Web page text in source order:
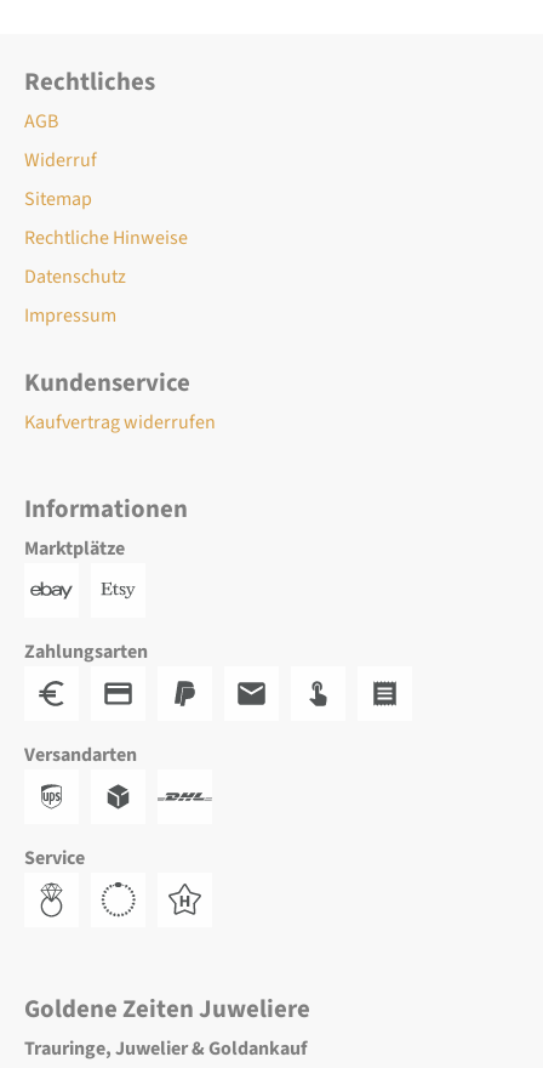
Rechtliches
AGB
Widerruf
Sitemap
Rechtliche Hinweise
Datenschutz
Impressum
Kundenservice
Kaufvertrag widerrufen
Informationen
Marktplätze
Zahlungsarten
Versandarten
Service
Goldene Zeiten Juweliere
Trauringe, Juwelier & Goldankauf